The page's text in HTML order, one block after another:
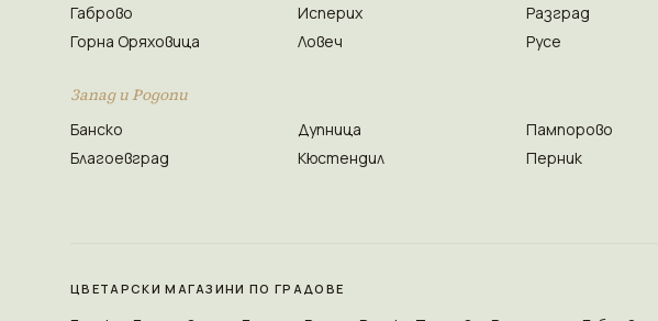
Габрово
Горна Оряховица
Исперих
Ловеч
Разград
Русе
Запад и Родопи
Банско
Благоевград
Дупница
Кюстендил
Пампорово
Перник
ЦВЕТАРСКИ МАГАЗИНИ ПО ГРАДОВЕ